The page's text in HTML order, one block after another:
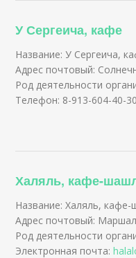
У Сергеича, кафе
Название: У Сергеича,
Адрес почтовый:
Род деятельности
Телефон: 8-913-604-40-30
Халяль, кафе-
Название: Халяль,
Адрес почтовый:
Род деятельности
Электронная почта: